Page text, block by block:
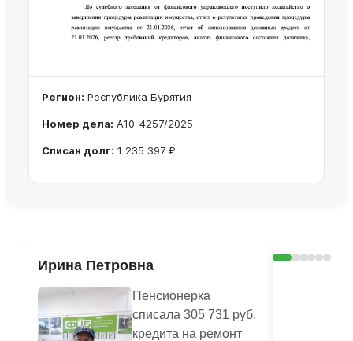
Регион: Республика Бурятия
Номер дела: А10-4257/2025
Списан долг: 1 235 397 ₽
Ирина Петровна
Пенсионерка
списала 305 731 руб.
кредита на ремонт